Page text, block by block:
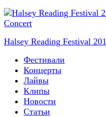
Halsey Reading Festival
Фестивали
Концерты
Лайвы
Клипы
Новости
Статьи